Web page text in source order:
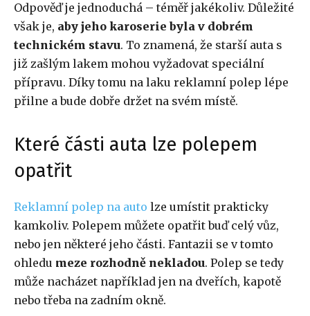
Odpověď je jednoduchá – téměř jakékoliv. Důležité
však je, aby jeho karoserie byla v dobrém
technickém stavu. To znamená, že starší auta s
již zašlým lakem mohou vyžadovat speciální
přípravu. Díky tomu na laku reklamní polep lépe
přilne a bude dobře držet na svém místě.
Které části auta lze polepem
opatřit
Reklamní polep na auto lze umístit prakticky
kamkoliv. Polepem můžete opatřit buď celý vůz,
nebo jen některé jeho části. Fantazii se v tomto
ohledu meze rozhodně nekladou. Polep se tedy
může nacházet například jen na dveřích, kapotě
nebo třeba na zadním okně.